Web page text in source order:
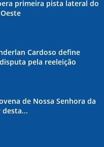
primeira pista lateral do
Cardoso define
pela reeleição
de Nossa Senhora da